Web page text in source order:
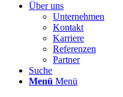
Über uns
Unternehmen
Kontakt
Karriere
Referenzen
Partner
Suche
Menü Menü